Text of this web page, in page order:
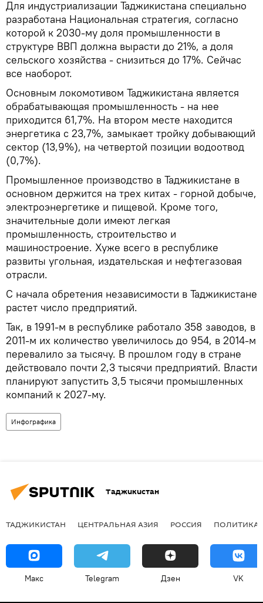
Для индустриализации Таджикистана специально
разработана Национальная стратегия, согласно
которой к 2030-му доля промышленности в
структуре ВВП должна вырасти до 21%, а доля
сельского хозяйства - снизиться до 17%. Сейчас
все наоборот.
Основным локомотивом Таджикистана является
обрабатывающая промышленность - на нее
приходится 61,7%. На втором месте находится
энергетика с 23,7%, замыкает тройку добывающий
сектор (13,9%), на четвертой позиции водоотвод
(0,7%).
Промышленное производство в Таджикистане в
основном держится на трех китах - горной добыче,
электроэнергетике и пищевой. Кроме того,
значительные доли имеют легкая
промышленность, строительство и
машиностроение. Хуже всего в республике
развиты угольная, издательская и нефтегазовая
отрасли.
С начала обретения независимости в Таджикистане
растет число предприятий.
Так, в 1991-м в республике работало 358 заводов, в
2011-м их количество увеличилось до 954, в 2014-м
перевалило за тысячу. В прошлом году в стране
действовало почти 2,3 тысячи предприятий. Власти
планируют запустить 3,5 тысячи промышленных
компаний к 2027-му.
Инфографика
Таджикистан
ТАДЖИКИСТАН ЦЕНТРАЛЬНАЯ АЗИЯ РОССИЯ ПОЛИТИКА
Макс Telegram Дзен VK